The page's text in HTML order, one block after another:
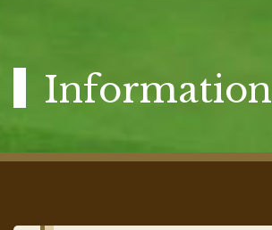
Information